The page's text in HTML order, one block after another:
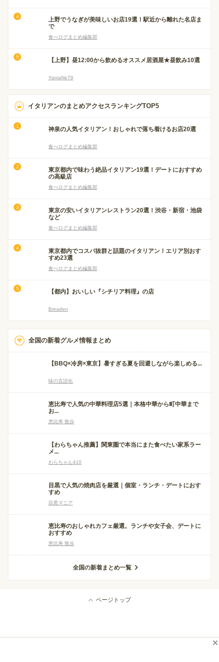
上野でうなぎが美味しいお店19選！駅近から離れた名店ま
で
食べログまとめ編集部
【上野】昼12:00から飲めるオススメ居酒屋★昼飲み10選
YamaNe79
イタリアンのまとめアクセスランキングTOP5
神泉の人気イタリアン！おしゃれで落ち着けるお店20選
食べログまとめ編集部
東京都内で味わう絶品イタリアン19選！デートにおすすめ
の高級店
食べログまとめ編集部
東京の安いイタリアンレストラン20選！渋谷・新宿・池袋
など
食べログまとめ編集部
東京都内でコスパ抜群と話題のイタリアン！エリア別おす
すめ23選
食べログまとめ編集部
【都内】おいしい『シチリア料理』の店
Breaden
全国の新着グルメ情報まとめ
【BBQ×冷房×東京】暑すぎる夏を回避しながら楽しめる...
味の言語化
恵比寿で人気の中華料理店5選｜本格中華から町中華まで
お...
恵比寿 散歩
【わらちゃん推薦】関東圏で本当にまた食べたい家系ラー
メ...
わらちゃん410
目黒で人気の焼肉店を厳選｜個室・ランチ・デートにおす
すめ
目黒マニア
恵比寿のおしゃれカフェ厳選。ランチや女子会、デートに
おすすめ
恵比寿 散歩
全国の新着まとめ一覧
ページトップ